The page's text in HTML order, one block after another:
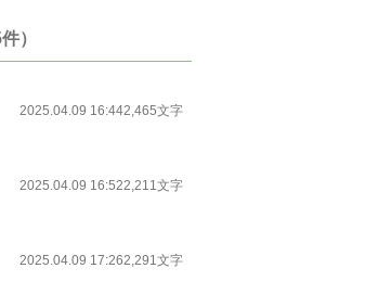
）
2025.04.09 16:442,465文字
2025.04.09 16:522,211文字
2025.04.09 17:262,291文字